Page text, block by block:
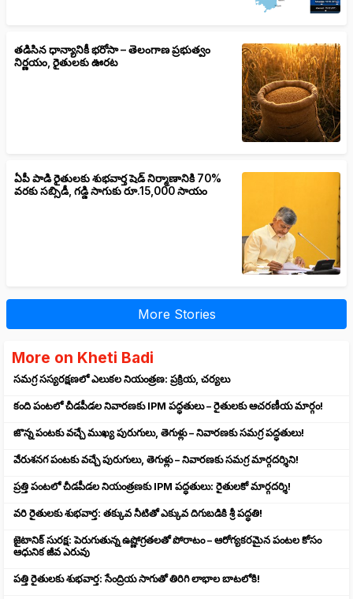
తడిసిన ధాన్యానికీ భరోసా – తెలంగాణ ప్రభుత్వం
నిర్ణయం, రైతులకు ఊరట
ఏపీ పాడి రైతులకు శుభవార్త షెడ్ నిర్మాణానికి 70%
వరకు సబ్సిడీ, గడ్డి సాగుకు రూ.15,000 సాయం
More Stories
More on Kheti Badi
సమగ్ర సస్యరక్షణలో ఎలుకల నియంత్రణ: ప్రక్రియ, చర్యలు
కంది పంటలో చీడపీడల నివారణకు IPM పద్ధతులు – రైతులకు ఆచరణీయ మార్గం!
జొన్న పంటకు వచ్చే ముఖ్య పురుగులు, తెగుళ్లు – నివారణకు సమగ్ర పద్ధతులు!
వేరుశనగ పంటకు వచ్చే పురుగులు, తెగుళ్లు – నివారణకు సమగ్ర మార్గదర్శిని!
ప్రత్తి పంటలో చీడపీడల నియంత్రణకు IPM పద్ధతులు: రైతులకో మార్గదర్శి!
వరి రైతులకు శుభవార్త: తక్కువ నీటితో ఎక్కువ దిగుబడికి శ్రీ పద్ధతి!
జైటానిక్ సురక్ష: పెరుగుతున్న ఉష్ణోగ్రతలతో పోరాటం – ఆరోగ్యకరమైన పంటల కోసం
ఆధునిక జీవ ఎరువు
పత్తి రైతులకు శుభవార్త: సేంద్రియ సాగుతో తిరిగి లాభాల బాటలోకి!